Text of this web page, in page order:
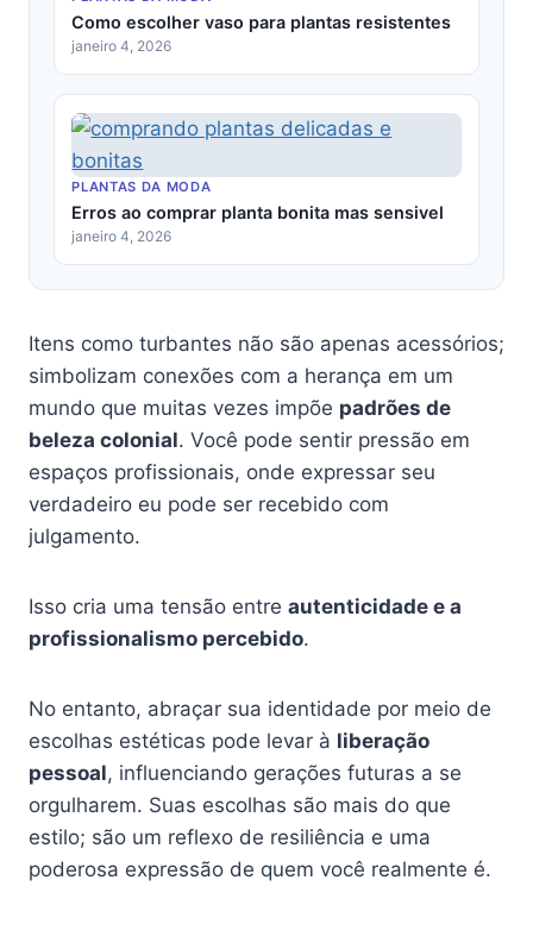
Como escolher vaso para plantas resistentes
janeiro 4, 2026
PLANTAS DA MODA
Erros ao comprar planta bonita mas sensivel
janeiro 4, 2026
Itens como turbantes não são apenas acessórios;
simbolizam conexões com a herança em um
mundo que muitas vezes impõe padrões de
beleza colonial. Você pode sentir pressão em
espaços profissionais, onde expressar seu
verdadeiro eu pode ser recebido com
julgamento.
Isso cria uma tensão entre autenticidade e a
profissionalismo percebido.
No entanto, abraçar sua identidade por meio de
escolhas estéticas pode levar à liberação
pessoal, influenciando gerações futuras a se
orgulharem. Suas escolhas são mais do que
estilo; são um reflexo de resiliência e uma
poderosa expressão de quem você realmente é.